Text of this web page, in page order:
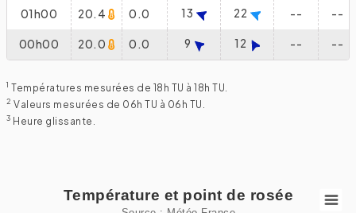
01h00 20.4 0.0 13 22 -- --
00h00 20.0 0.0 9 12 -- --
1 Températures mesurées de 18h TU à 18h TU.
2 Valeurs mesurées de 06h TU à 06h TU.
3 Heure glissante.
Température et point de rosée
Température et point de rosée